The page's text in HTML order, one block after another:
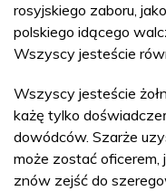
rosyjskiego zaboru,
polskiego idącego
Wszyscy jesteście
Wszyscy jesteście
każę tylko
dowódców. Szarże
może zostać oficerem,
znów zejść do